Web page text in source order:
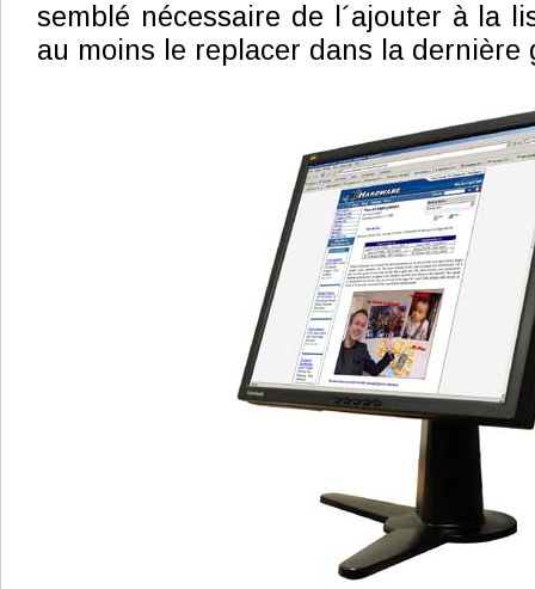
semblé nécessaire de l´ajouter à la
au moins le replacer dans la dernière